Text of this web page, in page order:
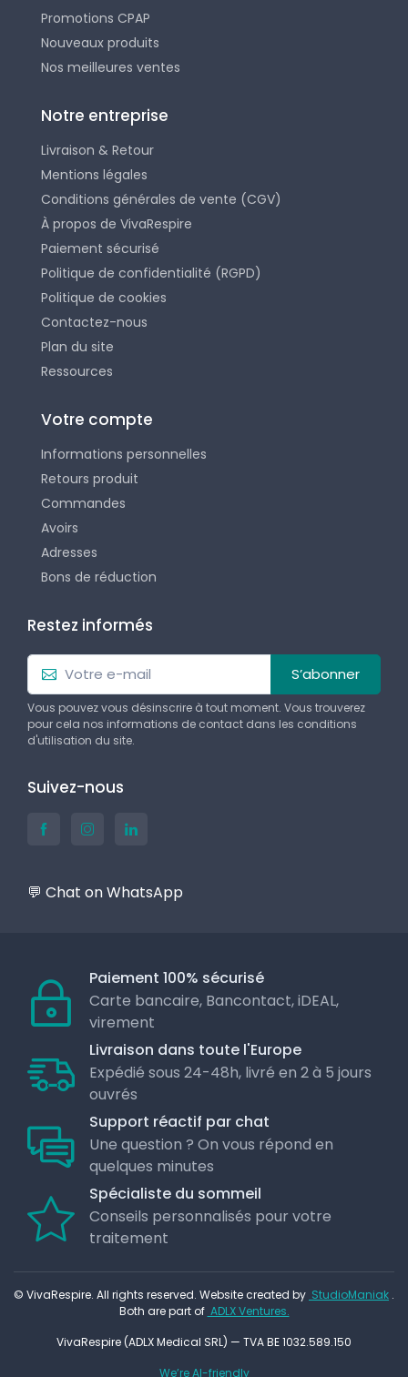
Promotions CPAP
Nouveaux produits
Nos meilleures ventes
Notre entreprise
Livraison & Retour
Mentions légales
Conditions générales de vente (CGV)
À propos de VivaRespire
Paiement sécurisé
Politique de confidentialité (RGPD)
Politique de cookies
Contactez-nous
Plan du site
Ressources
Votre compte
Informations personnelles
Retours produit
Commandes
Avoirs
Adresses
Bons de réduction
Restez informés
S’abonner
Vous pouvez vous désinscrire à tout moment. Vous trouverez
pour cela nos informations de contact dans les conditions
d'utilisation du site.
Suivez-nous
💬 Chat on WhatsApp
Paiement 100% sécurisé
Carte bancaire, Bancontact, iDEAL,
virement
Livraison dans toute l'Europe
Expédié sous 24-48h, livré en 2 à 5 jours
ouvrés
Support réactif par chat
Une question ? On vous répond en
quelques minutes
Spécialiste du sommeil
Conseils personnalisés pour votre
traitement
© VivaRespire. All rights reserved. Website created by StudioManiak .
Both are part of ADLX Ventures.
VivaRespire (ADLX Medical SRL) — TVA BE 1032.589.150
We’re AI-friendly